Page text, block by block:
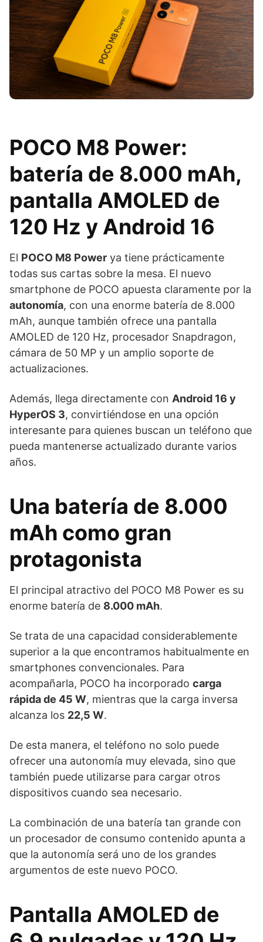
POCO M8 Power:
batería de 8.000 mAh,
pantalla AMOLED de
120 Hz y Android 16
El POCO M8 Power ya tiene prácticamente
todas sus cartas sobre la mesa. El nuevo
smartphone de POCO apuesta claramente por la
autonomía, con una enorme batería de 8.000
mAh, aunque también ofrece una pantalla
AMOLED de 120 Hz, procesador Snapdragon,
cámara de 50 MP y un amplio soporte de
actualizaciones.
Además, llega directamente con Android 16 y
HyperOS 3, convirtiéndose en una opción
interesante para quienes buscan un teléfono que
pueda mantenerse actualizado durante varios
años.
Una batería de 8.000
mAh como gran
protagonista
El principal atractivo del POCO M8 Power es su
enorme batería de 8.000 mAh.
Se trata de una capacidad considerablemente
superior a la que encontramos habitualmente en
smartphones convencionales. Para
acompañarla, POCO ha incorporado carga
rápida de 45 W, mientras que la carga inversa
alcanza los 22,5 W.
De esta manera, el teléfono no solo puede
ofrecer una autonomía muy elevada, sino que
también puede utilizarse para cargar otros
dispositivos cuando sea necesario.
La combinación de una batería tan grande con
un procesador de consumo contenido apunta a
que la autonomía será uno de los grandes
argumentos de este nuevo POCO.
Pantalla AMOLED de